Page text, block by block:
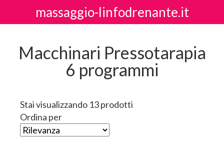
massaggio-linfodrenante.it
Macchinari Pressotarapia
6 programmi
Stai visualizzando 13 prodotti
Ordina per